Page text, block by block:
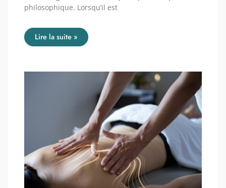
philosophique. Lorsqu’il est
Lire la suite »